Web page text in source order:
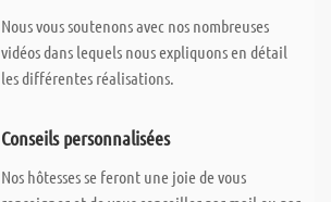
Nous vous soutenons avec nos nombreuses
vidéos dans lequels nous expliquons en détail
les différentes réalisations.
Conseils personnalisées
Nos hôtesses se feront une joie de vous